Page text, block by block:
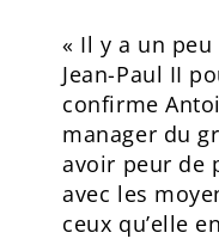
« Il y a un
Jean-Paul II
confirme
manager du
avoir peur de
avec les
ceux qu’elle